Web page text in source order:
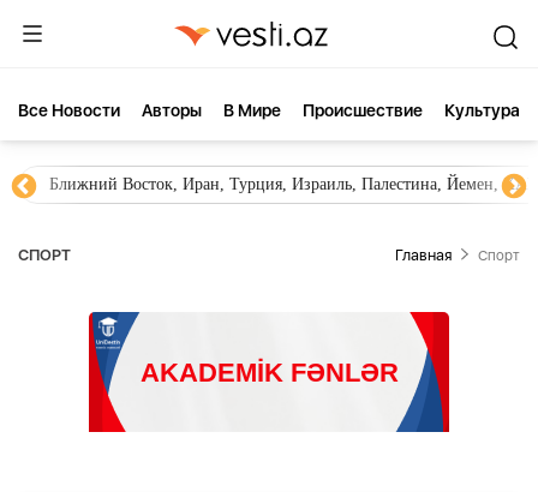
Все Новости Aвторы В Мире Происшествие Культура
Ближний Восток, Иран, Турция, Израиль, Палестина, Йемен,
СПОРТ Главная Спорт